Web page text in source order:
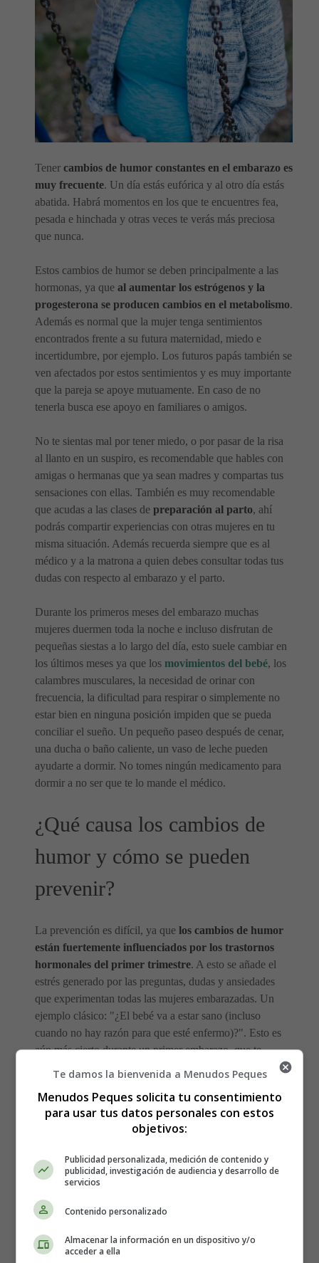
Tener cambios de humor constantes en el embarazo es
muy frecuente. Un día estás eufórica y al otro día estás
abatida. Habrá momentos en los que te encuentres fea,
pesada e hinchada y otras veces te verás más preciosa
que nunca.
Estos cambios de humor se deben principalmente a las
hormonas, ya que al aumentar los estrógenos y la
progesterona se producen cambios en el metabolismo.
Además es normal que la mujer tenga sentimientos
encontrados frente a su futura maternidad, miedo e
incertidumbre, por ejemplo. Los futuros papás también se
ven afectados por estos sentimientos y es muy importante
que la pareja se apoye mutuamente. En caso de no
tenerla busca ese apoyo en familiares o amigos.
No te sientas mal por tener miedo, o por pasar de la risa
al llanto en un suspiro, es recomendable que hables con
amigas o hermanas que ya sean madres y compartas tus
sensaciones con ellas. También es muy recomendable
que acudas a las clases de preparación al parto, ahí
podrás compartir experiencias con otras mujeres en tu
misma situación. Además recuerda siempre que es al
médico y a la matrona a quien debes consultar todas tus
dudas con respecto al embarazo y el parto.
Durante los primeros meses del embarazo muchas
mujeres duermen toda la noche e incluso disfrutan de
pequeñas siestas a lo largo del día, esto suele cambiar en
los últimos meses ya que los movimientos del bebé, los
calambres musculares, la necesidad de orinar con
frecuencia, la dificultad para respirar o simplemente no
estar bien en ninguna posición impiden que se pueda
conciliar el sueño. Un pequeño paseo después de cenar,
una ducha o baño caliente, un vaso de leche pueden
ayudarte a dormir. No tomes ningún medicamento para
dormir a no ser que te lo mande el médico.
¿Qué causa los cambios de
humor y cómo se pueden
prevenir?
La prevención es difícil, ya que los cambios de humor
están fuertemente influenciados por los trastornos
hormonales del primer trimestre. A esto se añade el
estrés generado por las preguntas, dudas y ansiedades
que experimentan todas las mujeres embarazadas. Un
ejemplo clásico: "¿El bebé va a estar sano (incluso
cuando no hay razón para que esté enfermo)?". Esto es
aún más cierto durante un primer embarazo, que te
enfrentas al "miedo a lo desconocido", especialmente en
Te damos la bienvenida a Menudos Peques
Menudos Peques solicita tu consentimiento
para usar tus datos personales con estos
objetivos:
Publicidad personalizada, medición de contenido y
publicidad, investigación de audiencia y desarrollo de
servicios
Contenido personalizado
Almacenar la información en un dispositivo y/o
acceder a ella